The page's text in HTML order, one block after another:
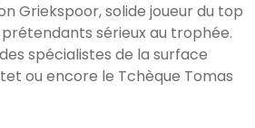
Griekspoor, solide joueur du top
sérieux au trophée.
spécialistes de la surface
ou encore le Tchèque Tomas